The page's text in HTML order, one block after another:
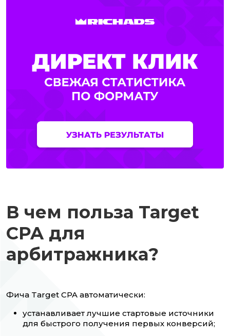
В чем польза Target
CPA для
арбитражника?
Фича Target CPA автоматически:
устанавливает лучшие стартовые источники
для быстрого получения первых конверсий;